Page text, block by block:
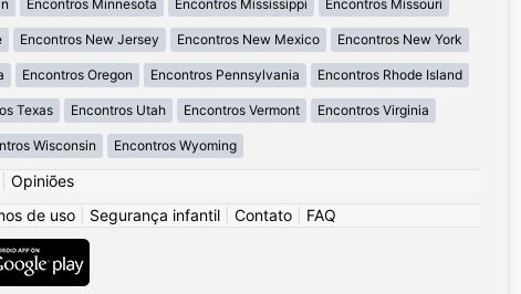
Encontros Minnesota Encontros Mississippi Encontros Missouri
Encontros New Jersey Encontros New Mexico Encontros New York
Encontros Oregon Encontros Pennsylvania Encontros Rhode Island
Texas Encontros Utah Encontros Vermont Encontros Virginia
Wisconsin Encontros Wyoming
Opiniões
de uso Segurança infantil Contato FAQ